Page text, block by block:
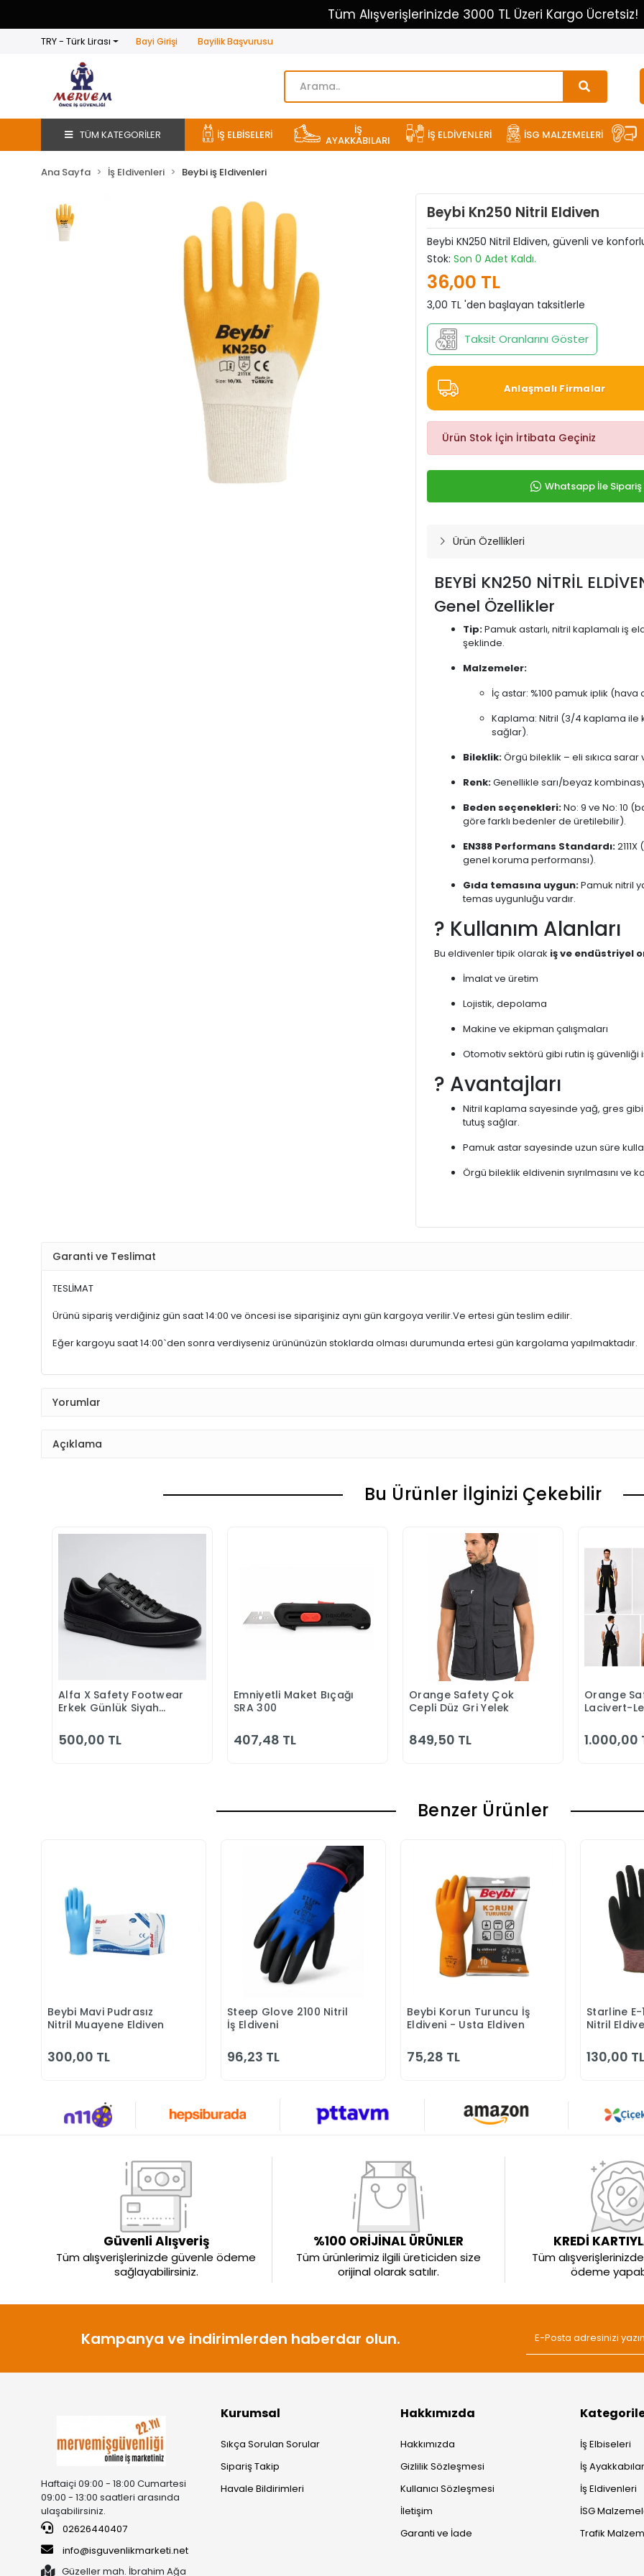
Tüm Alışverişlerinizde 3000 TL Üzeri Kargo Ücretsiz!
TRY - Türk Lirası Bayi Girişi Bayilik Başvurusu
TÜM KATEGORİLER İŞ ELBİSELERİ İŞ
AYAKKABILARI İŞ ELDİVENLERİ İSG MALZEMELERİ
Ana Sayfa İş Eldivenleri Beybi iş Eldivenleri
Beybi Kn250 Nitril Eldiven
Beybi KN250 Nitril Eldiven, güvenli ve
Stok: Son 0 Adet Kaldı.
36,00 TL
3,00 TL 'den başlayan taksitlerle
Taksit Oranlarını Göster
Anlaşmalı Firmalar
Ürün Stok İçin İrtibata Geçiniz
Whatsapp İle Sipariş
Ürün Özellikleri
BEYBİ KN250 NİTRİL
Genel Özellikler
Tip:Pamuk astarlı, nitril kaplamalı iş
şeklinde.
Malzemeler:
İç astar: %100 pamuk iplik (hava
Kaplama: Nitril (3/4 kaplama ile
sağlar).
Bileklik:Örgü bileklik – eli sıkıca
Renk:Genellikle sarı/beyaz
Beden seçenekleri:No: 9 ve No: 10
göre farklı bedenler de üretilebilir).
EN388 Performans Standardı:
genel koruma performansı).
Gıda temasına uygun:Pamuk nitril
temas uygunluğu vardır.
? Kullanım Alanları
Bu eldivenler tipik olarak iş ve endüstriyel
İmalat ve üretim
Lojistik, depolama
Makine ve ekipman çalışmaları
Otomotiv sektörü gibi rutin iş güvenliği
? Avantajları
Nitril kaplama sayesinde yağ, gres
tutuş sağlar.
Pamuk astar sayesinde uzun süre
Örgü bileklik eldivenin sıyrılmasını ve
Garanti ve Teslimat
TESLİMAT
Ürünü sipariş verdiğiniz gün saat 14:00 ve öncesi ise siparişiniz aynı gün kargoya verilir.Ve ertesi gün teslim edilir.
Eğer kargoyu saat 14:00`den sonra verdiyseniz ürününüzün stoklarda olması durumunda ertesi gün kargolama yapılmaktadır.
Yorumlar
Açıklama
Bu Ürünler İlginizi Çekebilir
Sepete Ekle
Alfa X Safety Footwear
Erkek Günlük Siyah
500,00 TL
Sepete Ekle
Emniyetli Maket Bıçağı
SRA 300
407,48 TL
Sepete Ekle
Orange Safety Çok
Cepli Düz Gri Yelek
849,50 TL
Orange
Lacivert-
1.000,00
Benzer Ürünler
Sepete Ekle
Beybi Mavi Pudrasız
Nitril Muayene Eldiven
300,00 TL
Sepete Ekle
Steep Glove 2100 Nitril
İş Eldiveni
96,23 TL
Sepete Ekle
Beybi Korun Turuncu İş
Eldiveni - Usta Eldiven
75,28 TL
Starline E-
Nitril
130,00 TL
Güvenli Alışveriş
Tüm alışverişlerinizde güvenle ödeme
sağlayabilirsiniz.
%100 ORİJİNAL ÜRÜNLER
Tüm ürünlerimiz ilgili üreticiden size
orijinal olarak satılır.
KREDİ
Tüm
ödeme
Kampanya ve indirimlerden haberdar olun.
Haftaiçi 09:00 - 18:00 Cumartesi
09:00 - 13:00 saatleri arasında
ulaşabilirsiniz.
02626440407
info@isguvenlikmarketi.net
Güzeller mah. İbrahim Ağa
Kurumsal
Sıkça Sorulan Sorular
Sipariş Takip
Havale Bildirimleri
Hakkımızda
Hakkımızda
Gizlilik Sözleşmesi
Kullanıcı Sözleşmesi
İletişim
Garanti ve İade
İş Elbiseleri
İş
İş Eldivenleri
İSG
Trafik